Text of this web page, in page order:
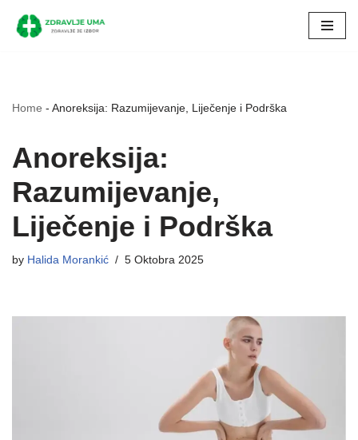
Skip
Home - Anoreksija: Razumijevanje, Liječenje i Podrška
Anoreksija:
Razumijevanje,
Liječenje i Podrška
by Halida Morankić 5 Oktobra 2025